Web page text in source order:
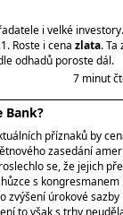
i velké
Roste i cena zlata. Ta
odhadů poroste dál.
7 minut
Bank?
příznaků by
zasedání
se, že jejich
s
zvýšení úrokové sazby